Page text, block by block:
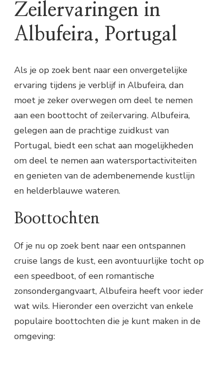
Zeilervaringen in
Albufeira, Portugal
Als je op zoek bent naar een onvergetelijke
ervaring tijdens je verblijf in Albufeira, dan
moet je zeker overwegen om deel te nemen
aan een boottocht of zeilervaring. Albufeira,
gelegen aan de prachtige zuidkust van
Portugal, biedt een schat aan mogelijkheden
om deel te nemen aan watersportactiviteiten
en genieten van de adembenemende kustlijn
en helderblauwe wateren.
Boottochten
Of je nu op zoek bent naar een ontspannen
cruise langs de kust, een avontuurlijke tocht op
een speedboot, of een romantische
zonsondergangvaart, Albufeira heeft voor ieder
wat wils. Hieronder een overzicht van enkele
populaire boottochten die je kunt maken in de
omgeving: